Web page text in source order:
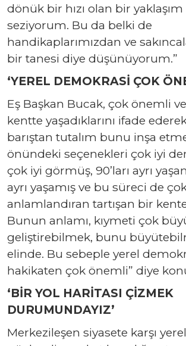
dönük bir hızı olan bir yaklaşım
seziyorum. Bu da belki de
handikaplarımızdan ve
bir tanesi diye düşünüyorum.”
‘YEREL DEMOKRASİ ÇOK
Eş Başkan Bucak, çok önemli
kentte yaşadıklarını ifade
barıştan tutalım bunu inşa
önündeki seçenekleri çok iyi
çok iyi görmüş, 90’ları ayrı
ayrı yaşamış ve bu süreci de
anlamlandıran tartışan bir
Bunun anlamı, kıymeti çok
geliştirebilmek, bunu
elinde. Bu sebeple yerel
hakikaten çok önemli” diye
‘BİR YOL HARİTASI ÇİZMEK
DURUMUNDAYIZ’
Merkezileşen siyasete karşı